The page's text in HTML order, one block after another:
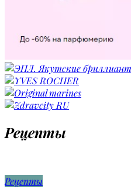
Рецепты
Рецепты